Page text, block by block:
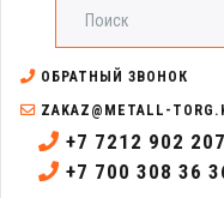
ОБРАТНЫЙ ЗВОНОК
ZAKAZ@METALL-
+7 7212 902 207
+7 700 308 36